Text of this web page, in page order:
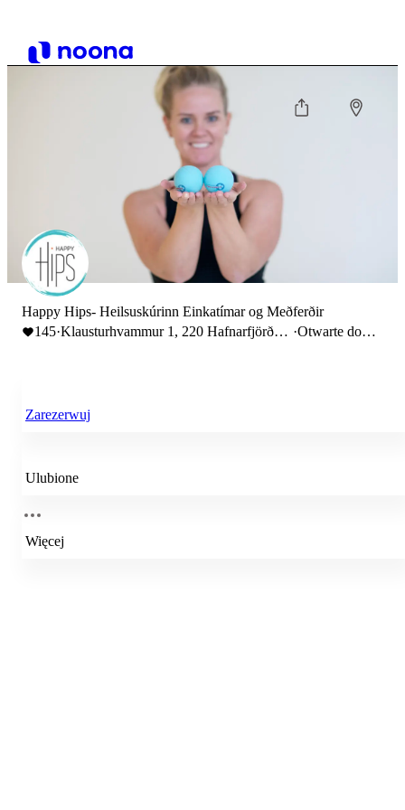
Happy Hips- Heilsuskúrinn Einkatímar og Meðferðir
145·Klausturhvammur 1, 220 Hafnarfjörður, ·Otwarte do
Zarezerwuj
Ulubione
Więcej